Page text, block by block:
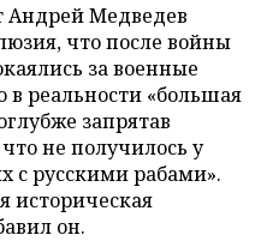
Андрей Медведев
что после войны
за военные
реальности «большая
запрятав
не получилось у
с русскими рабами».
историческая
он.